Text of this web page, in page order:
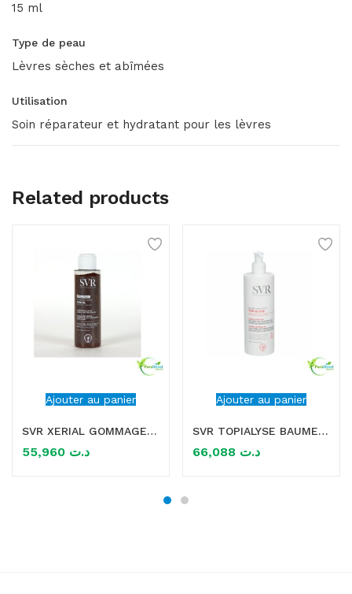
15 ml
Type de peau
Lèvres sèches et abîmées
Utilisation
Soin réparateur et hydratant pour les lèvres
Related products
Ajouter au panier
SVR XERIAL GOMMAGE CORPS 100GR
د.ت
Ajouter au panier
SVR TOPIALYSE BAUME PROTECT+ 400ML
د.ت